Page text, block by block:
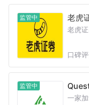
监管中 老虎
老虎
口碑
监管中
一家